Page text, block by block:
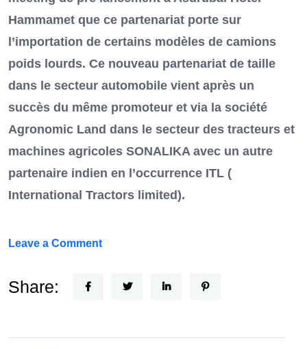
Hammamet que ce partenariat porte sur
l’importation de certains modèles de camions
poids lourds. Ce nouveau partenariat de taille
dans le secteur automobile vient après un
succès du même promoteur et via la société
Agronomic Land dans le secteur des tracteurs et
machines agricoles SONALIKA avec un autre
partenaire indien en l’occurrence ITL (
International Tractors limited).
Leave a Commenton
Nouvel
le
Share: